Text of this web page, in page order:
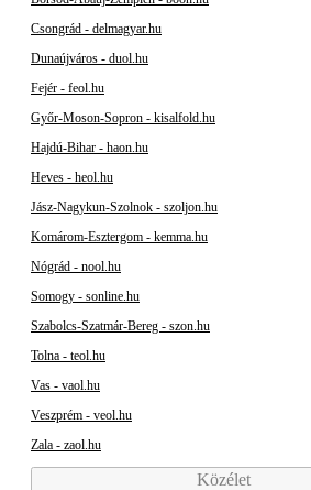
Csongrád - delmagyar.hu
Dunaújváros - duol.hu
Fejér - feol.hu
Győr-Moson-Sopron - kisalfold.hu
Hajdú-Bihar - haon.hu
Heves - heol.hu
Jász-Nagykun-Szolnok - szoljon.hu
Komárom-Esztergom - kemma.hu
Nógrád - nool.hu
Somogy - sonline.hu
Szabolcs-Szatmár-Bereg - szon.hu
Tolna - teol.hu
Vas - vaol.hu
Veszprém - veol.hu
Zala - zaol.hu
Közélet